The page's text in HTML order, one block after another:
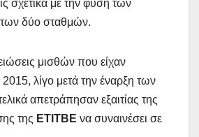
σχετικά με την φύση των
δύο σταθμών.
μισθών που είχαν
λίγο μετά την έναρξη των
απετράπησαν εξαιτίας της
της ΕΤΙΤΒE να συναινέσει σε